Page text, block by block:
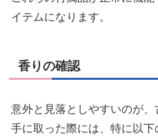
イテムになります。
香りの確認
意外と見落としやすいのが
手に取った際には、特に以下